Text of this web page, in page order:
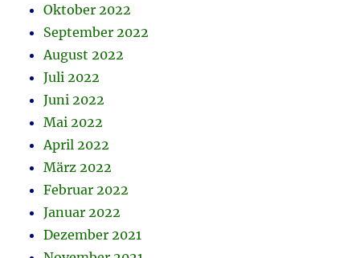
Oktober 2022
September 2022
August 2022
Juli 2022
Juni 2022
Mai 2022
April 2022
März 2022
Februar 2022
Januar 2022
Dezember 2021